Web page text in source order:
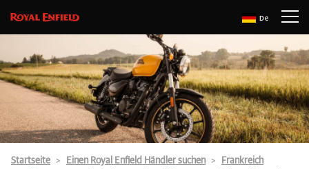
De
Startseite Einen Royal Enfield Händler suchen
Frankreich